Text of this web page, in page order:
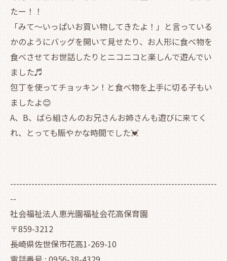
たー！！
「みて～いっぱいお買い物してきたよ！」と言っている
かのようにバッグを開いて見せたり、お人形に食べ物を
食べさせてお世話したりとニコニコと楽しんで遊んでい
ました♬
包丁を使ってチョッキン！と食べ物を上手に切る子もい
ましたよ😊
A、B、ばら組さんのお兄さんお姉さんも遊びに来てく
れ、とっても賑やかな時間でした💓
--------------------------------------------------------------------
--
社会福祉法人恵光園福祉会花高保育園
〒859-3212
長崎県佐世保市花高1-269-10